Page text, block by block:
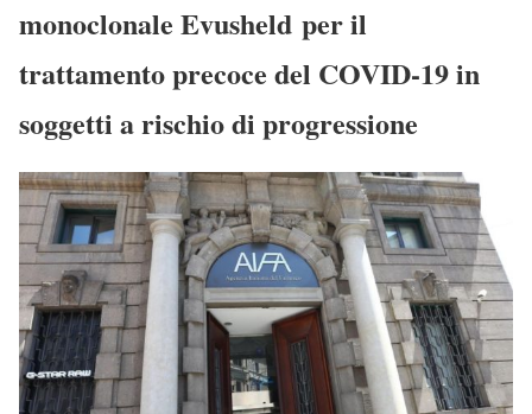
monoclonale Evusheld per il
trattamento precoce del COVID-19 in
soggetti a rischio di progressione